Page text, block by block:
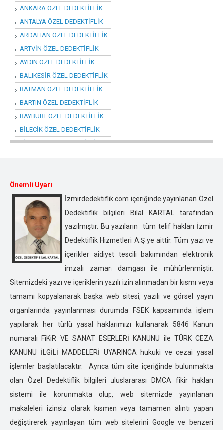
ANKARA ÖZEL DEDEKTİFLİK
ANTALYA ÖZEL DEDEKTİFLİK
ARDAHAN ÖZEL DEDEKTİFLİK
ARTVİN ÖZEL DEDEKTİFLİK
AYDIN ÖZEL DEDEKTİFLİK
BALIKESİR ÖZEL DEDEKTİFLİK
BATMAN ÖZEL DEDEKTİFLİK
BARTIN ÖZEL DEDEKTİFLİK
BAYBURT ÖZEL DEDEKTİFLİK
BİLECİK ÖZEL DEDEKTİFLİK
BİNGÖL ÖZEL DEDEKTİFLİK
BURDUR ÖZEL DEDEKTİFLİK
BURSA ÖZEL DEDEKTİFLİK
ÇANAKKALE ÖZEL DEDEKTİFLİK
ÇANKIRI ÖZEL DEDEKTİFLİK
ÇORUM ÖZEL DEDEKTİFLİK
DENİZLİ ÖZEL DEDEKTİFLİK
DİYARBAKIR ÖZEL DEDEKTİFLİK
GİRESUN ÖZEL DEDEKTİFLİK
GÜMÜŞHANE ÖZEL DEDEKTİFLİK
HAKKARİ ÖZEL DEDEKTİFLİK
HATAY ÖZEL DEDEKTİFLİK
ISPARTA ÖZEL DEDEKTİFLİK
Önemli Uyarı
İzmirdedektiflik.com içeriğinde yayınlanan Özel
Dedektiflik bilgileri Bilal KARTAL tarafından
yazılmıştır. Bu yazıların tüm telif hakları İzmir
Dedektiflik Hizmetleri A.Ş ye aittir. Tüm yazı ve
içerikler aidiyet tescili bakımından elektronik
imzalı zaman damgası ile mühürlenmiştir.
Sitemizdeki yazı ve içeriklerin yazılı izin alınmadan bir kısmı veya
tamamı kopyalanarak başka web sitesi, yazılı ve görsel yayın
organlarında yayınlanması durumda FSEK kapsamında işlem
yapılarak her türlü yasal haklarımızı kullanarak 5846 Kanun
numaralı FiKiR VE SANAT ESERLERİ KANUNU ile TÜRK CEZA
KANUNU İLGİLİ MADDELERİ UYARINCA hukuki ve cezai yasal
işlemler başlatılacaktır. Ayrıca tüm site içeriğinde bulunmakta
olan Özel Dedektiflik bilgileri uluslararası DMCA fikir hakları
sistemi ile korunmakta olup, web sitemizde yayınlanan
makaleleri izinsiz olarak kısmen veya tamamen alıntı yapan
değiştirerek yayınlayan tüm web sitelerini Google ve benzeri